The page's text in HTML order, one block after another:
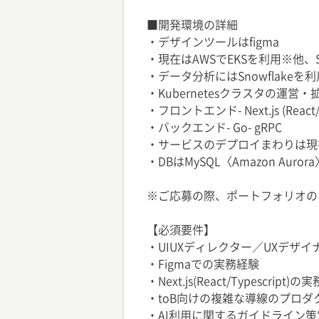
■開発環境の詳細
・デザインツールはfigma
・現在はAWSでEKSを利用※他
・データ分析にはSnowflakeを利
・Kubernetesクラスタの運営・
・フロントエンド- Next.js
・バックエンド- Go- gRPC
・サービスのデプロイまわりは
・DBはMySQL〈Amazon Aurora
※ご応募の際、ポートフォリオ
【必須要件】
・UIUXディレクター／UXデザ
・Figmaでの実務経験
・Next.js(React/Typescript)の実
・toB向けの複雑な導線のプロ
・AI利用に関するガイドライン